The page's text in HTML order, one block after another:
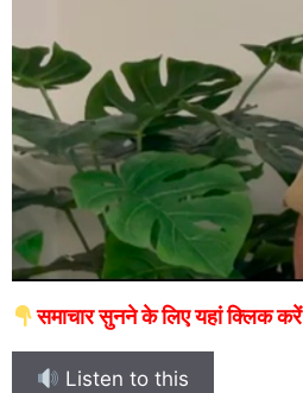
समाचार सुनने के लिए यहां क्लिक करें
Listen to this